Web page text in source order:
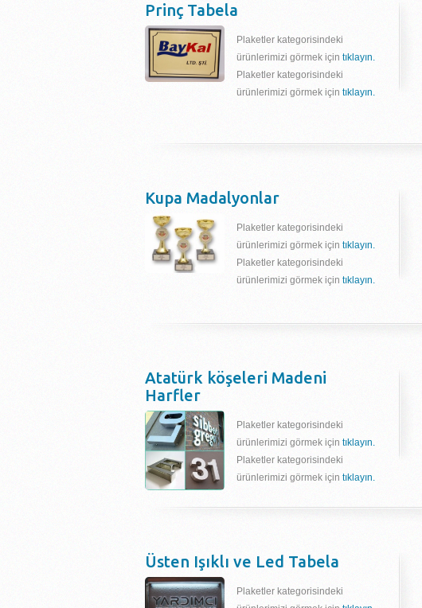
Prinç Tabela
Plaketler kategorisindeki
ürünlerimizi görmek için tıklayın.
Plaketler kategorisindeki
ürünlerimizi görmek için tıklayın.
Kupa Madalyonlar
Plaketler kategorisindeki
ürünlerimizi görmek için tıklayın.
Plaketler kategorisindeki
ürünlerimizi görmek için tıklayın.
Atatürk köşeleri Madeni
Harfler
Plaketler kategorisindeki
ürünlerimizi görmek için tıklayın.
Plaketler kategorisindeki
ürünlerimizi görmek için tıklayın.
Üsten Işıklı ve Led Tabela
Plaketler kategorisindeki